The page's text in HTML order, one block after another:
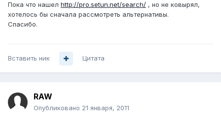
Пока что нашел http://pro.setun.net/search/ , но не ковырял,
хотелось бы сначала рассмотреть альтернативы.
Спасибо.
Вставить ник Цитата
RAW
Опубликовано 21 января, 2011